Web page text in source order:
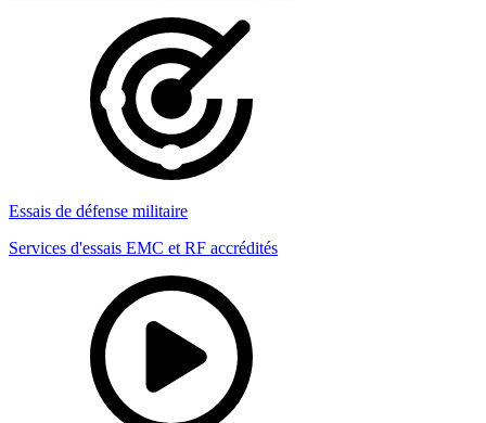
Essais de défense militaire
Services d'essais EMC et RF accrédités